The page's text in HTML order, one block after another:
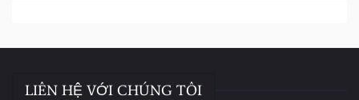
LIÊN HỆ VỚI CHÚNG TÔI